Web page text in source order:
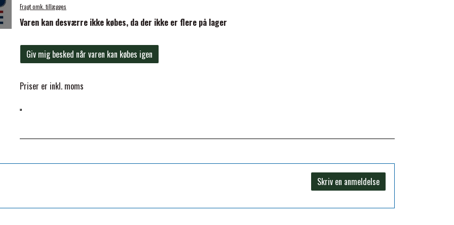
Fragt omk. tillægges
Varen kan desværre ikke købes, da der ikke er flere på lager
Giv mig besked når varen kan købes igen
Priser er inkl. moms
Skriv en anmeldelse